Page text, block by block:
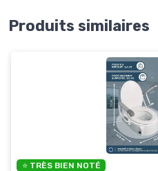
Produits similaires
⭐ TRÈS BIEN NOTÉ